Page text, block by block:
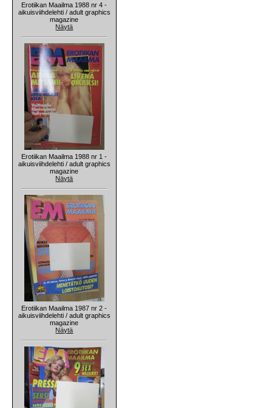
Erotiikan Maailma 1988 nr 4 -
aikuisviihdelehti / adult graphics
magazine
Näytä
Erotiikan Maailma 1988 nr 1 -
aikuisviihdelehti / adult graphics
magazine
Näytä
Erotiikan Maailma 1987 nr 2 -
aikuisviihdelehti / adult graphics
magazine
Näytä